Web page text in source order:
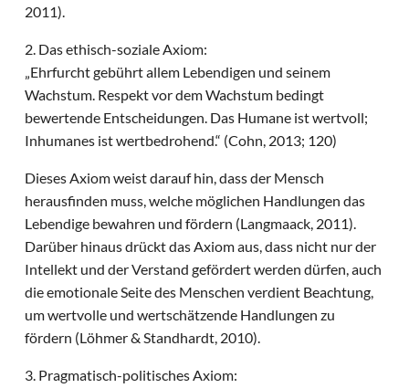
2011).
2. Das ethisch-soziale Axiom:
„Ehrfurcht gebührt allem Lebendigen und seinem
Wachstum. Respekt vor dem Wachstum bedingt
bewertende Entscheidungen. Das Humane ist wertvoll;
Inhumanes ist wertbedrohend.“ (Cohn, 2013; 120)
Dieses Axiom weist darauf hin, dass der Mensch
herausfinden muss, welche möglichen Handlungen das
Lebendige bewahren und fördern (Langmaack, 2011).
Darüber hinaus drückt das Axiom aus, dass nicht nur der
Intellekt und der Verstand gefördert werden dürfen, auch
die emotionale Seite des Menschen verdient Beachtung,
um wertvolle und wertschätzende Handlungen zu
fördern (Löhmer & Standhardt, 2010).
3. Pragmatisch-politisches Axiom: